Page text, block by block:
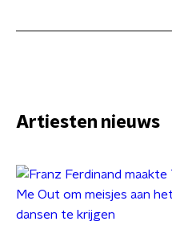
Artiesten nieuws